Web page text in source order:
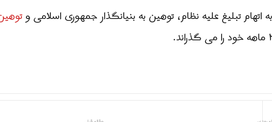
تبلیغ علیه نظام، توهین به بنیانگذار جمهوری اسلامی و